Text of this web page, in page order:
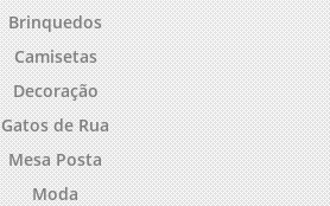
Brinquedos
Camisetas
Decoração
Gatos de Rua
Mesa Posta
Moda